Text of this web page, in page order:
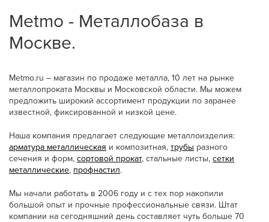
Metmo - Металлобаза в
Москве.
Metmo.ru – магазин по продаже металла, 10 лет на рынке
металлопроката Москвы и Московской области. Мы можем
предложить широкий ассортимент продукции по заранее
известной, фиксированной и низкой цене.
Наша компания предлагает следующие металлоизделия:
арматура металлическая и композитная,трубы разного
сечения и форм,сортовой прокат, стальные листы,сетки
металлические, профнастил.
Мы начали работать в 2006 году и с тех пор накопили
большой опыт и прочные профессиональные связи. Штат
компании на сегодняшний день составляет чуть больше 70